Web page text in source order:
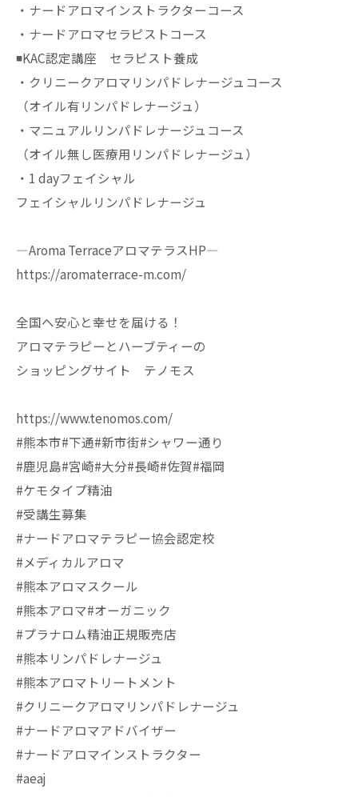
・ナードアロマインストラクターコース
・ナードアロマセラピストコース
◾️KAC認定講座 セラピスト養成
・クリニークアロマリンパドレナージュコース
（オイル有リンパドレナージュ）
・マニュアルリンパドレナージュコース
（オイル無し医療用リンパドレナージュ）
・1 dayフェイシャル
フェイシャルリンパドレナージュ
—Aroma TerraceアロマテラスHP—
https://aromaterrace-m.com/
全国へ安心と幸せを届ける！
アロマテラピーとハーブティーの
ショッピングサイト テノモス
https://www.tenomos.com/
#熊本市#下通#新市街#シャワー通り
#鹿児島#宮崎#大分#長崎#佐賀#福岡
#ケモタイプ精油
#受講生募集
#ナードアロマテラピー協会認定校
#メディカルアロマ
#熊本アロマスクール
#熊本アロマ#オーガニック
#プラナロム精油正規販売店
#熊本リンパドレナージュ
#熊本アロマトリートメント
#クリニークアロマリンパドレナージュ
#ナードアロマアドバイザー
#ナードアロマインストラクター
#aeaj